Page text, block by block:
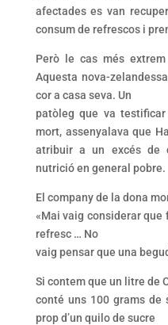
afectades es van
consum de refrescos i
Però le cas més
Aquesta nova-
cor a casa seva. Un
patòleg que va
mort, assenyalava que
atribuir a un excés de
nutrició en general pobre.
El company de la dona
«Mai vaig considerar que
refresc … No
vaig pensar que una
Si contem que un litre de
conté uns 100 grams de
prop d’un quilo de sucre